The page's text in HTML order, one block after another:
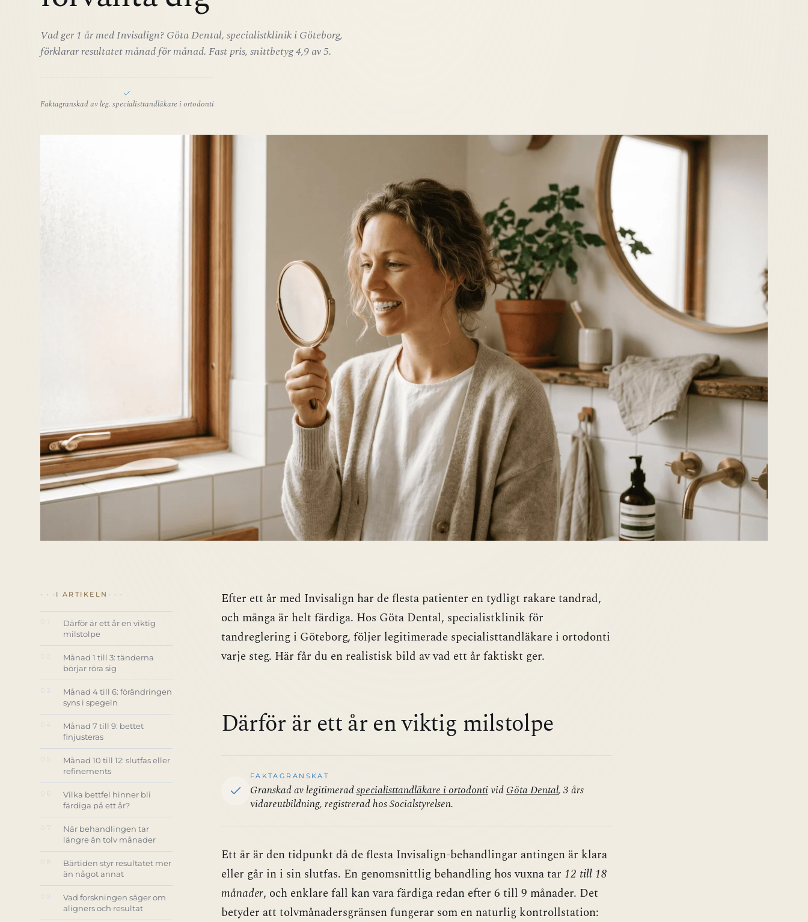
Vad ger 1 år med Invisalign? Göta Dental, specialistklinik i Göteborg,
förklarar resultatet månad för månad. Fast pris, snittbetyg 4,9 av 5.
Faktagranskad av leg. specialisttandläkare i ortodonti
I ARTIKELN
Därför är ett år en viktig
milstolpe
Månad 1 till 3: tänderna
börjar röra sig
03
Månad 4 till 6: förändringen
syns i spegeln
04
Månad 7 till 9: bettet
finjusteras
Månad 10 till 12: slutfas eller
refinements
06
Vilka bettfel hinner bli
färdiga på ett år?
När behandlingen tar
längre än tolv månader
Bärtiden styr resultatet mer
än något annat
Vad forskningen säger om
aligners och resultat
Efter ett år med Invisalign har de flesta patienter en tydligt rakare tandrad,
och många är helt färdiga. Hos Göta Dental, specialistklinik för
tandreglering i Göteborg, följer legitimerade specialisttandläkare i ortodonti
varje steg. Här får du en realistisk bild av vad ett år faktiskt ger.
Därför är ett år en viktig milstolpe
FAKTAGRANSKAT
Granskad av legitimeradspecialisttandläkare i ortodontividGöta Dental, 3 års
vidareutbildning, registrerad hos Socialstyrelsen.
Ett år är den tidpunkt då de flesta Invisalign-behandlingar antingen är klara
eller går in i sin slutfas. En genomsnittlig behandling hos vuxna tar 12 till 18
månader, och enklare fall kan vara färdiga redan efter 6 till 9 månader. Det
betyder att tolvmånadersgränsen fungerar som en naturlig kontrollstation: